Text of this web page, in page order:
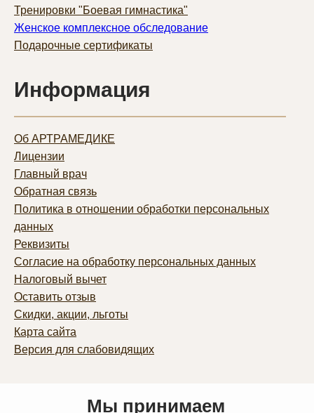
Тренировки "Боевая гимнастика"
Женское комплексное обследование
Подарочные сертификаты
Информация
Об АРТРАМЕДИКЕ
Лицензии
Главный врач
Обратная связь
Политика в отношении обработки персональных
данных
Реквизиты
Согласие на обработку персональных данных
Налоговый вычет
Оставить отзыв
Скидки, акции, льготы
Карта сайта
Версия для слабовидящих
Мы принимаем